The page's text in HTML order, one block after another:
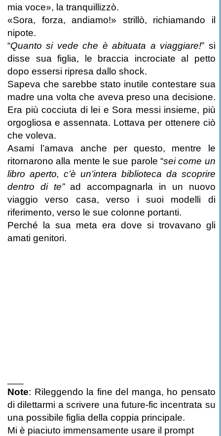
mia voce», la tranquillizzò.
«Sora, forza, andiamo!» strillò, richiamando il
nipote.
“Quanto si vede che è abituata a viaggiare!” si
disse sua figlia, le braccia incrociate al petto
dopo essersi ripresa dallo shock.
Sapeva che sarebbe stato inutile contestare sua
madre una volta che aveva preso una decisione.
Era più cocciuta di lei e Sora messi insieme, più
orgogliosa e assennata. Lottava per ottenere ciò
che voleva.
Asami l’amava anche per questo, mentre le
ritornarono alla mente le sue parole “sei come un
libro aperto, c’è un’intera biblioteca da scoprire
dentro di te”ad accompagnarla in un nuovo
viaggio verso casa, verso i suoi modelli di
riferimento, verso le sue colonne portanti.
Perché la sua meta era dove si trovavano gli
amati genitori.
Note: Rileggendo la fine del manga, ho pensato
di dilettarmi a scrivere una future-fic incentrata su
una possibile figlia della coppia principale.
Mi è piaciuto immensamente usare il prompt